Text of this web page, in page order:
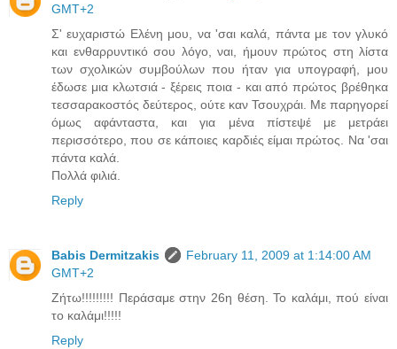
GMT+2
Σ' ευχαριστώ Ελένη μου, να 'σαι καλά, πάντα με τον γλυκό
και ενθαρρυντικό σου λόγο, ναι, ήμουν πρώτος στη λίστα
των σχολικών συμβούλων που ήταν για υπογραφή, μου
έδωσε μια κλωτσιά - ξέρεις ποια - και από πρώτος βρέθηκα
τεσσαρακοστός δεύτερος, ούτε καν Τσουχράι. Με παρηγορεί
όμως αφάνταστα, και για μένα πίστεψέ με μετράει
περισσότερο, που σε κάποιες καρδιές είμαι πρώτος. Να 'σαι
πάντα καλά.
Πολλά φιλιά.
Reply
Babis Dermitzakis
February 11, 2009 at 1:14:00 AM
GMT+2
Ζήτω!!!!!!!!! Περάσαμε στην 26η θέση. Το καλάμι, πού είναι
το καλάμι!!!!!
Reply